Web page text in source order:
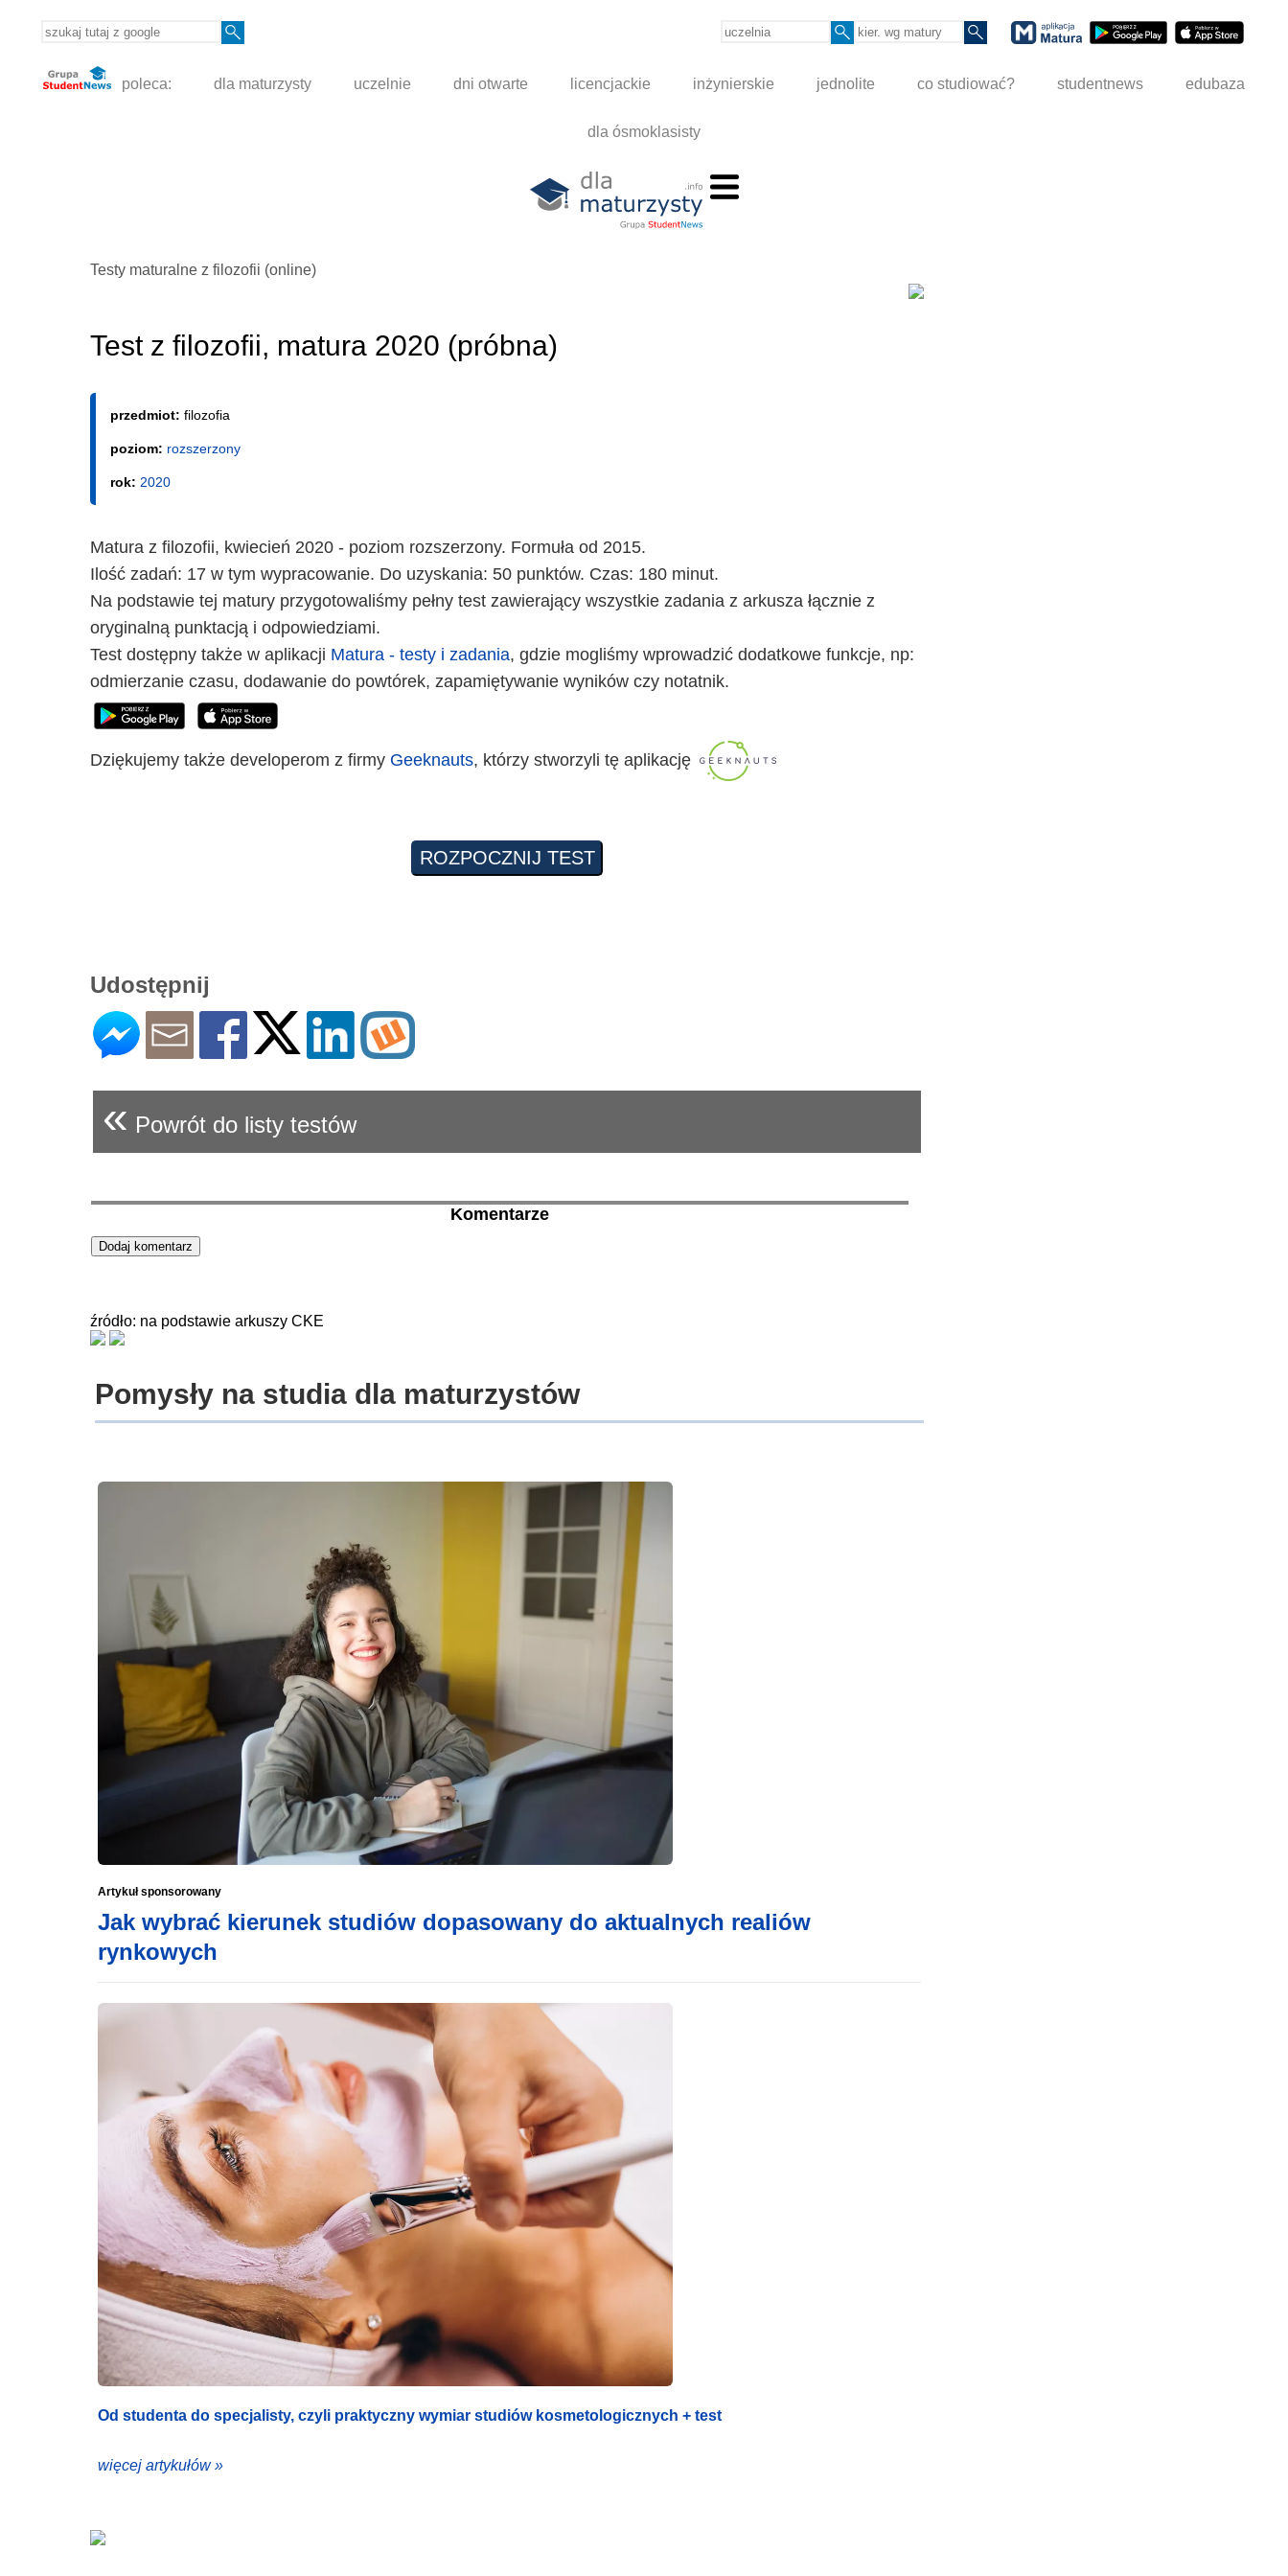
poleca: dla maturzysty uczelnie dni otwarte licencjackie inżynierskie jednolite co studiować? studentnews edubaza
dla ósmoklasisty
Testy maturalne z filozofii (online)
Test z filozofii, matura 2020 (próbna)
przedmiot: filozofia
poziom: rozszerzony
rok: 2020
Matura z filozofii, kwiecień 2020 - poziom rozszerzony. Formuła od 2015.
Ilość zadań: 17 w tym wypracowanie. Do uzyskania: 50 punktów. Czas: 180 minut.
Na podstawie tej matury przygotowaliśmy pełny test zawierający wszystkie zadania z arkusza łącznie z
oryginalną punktacją i odpowiedziami.
Test dostępny także w aplikacji Matura - testy i zadania, gdzie mogliśmy wprowadzić dodatkowe funkcje, np:
odmierzanie czasu, dodawanie do powtórek, zapamiętywanie wyników czy notatnik.
Dziękujemy także developerom z firmy Geeknauts, którzy stworzyli tę aplikację
Udostępnij
« Powrót do listy testów
Komentarze
źródło: na podstawie arkuszy CKE
Pomysły na studia dla maturzystów
Artykuł sponsorowany
Jak wybrać kierunek studiów dopasowany do aktualnych realiów
rynkowych
Od studenta do specjalisty, czyli praktyczny wymiar studiów kosmetologicznych + test
więcej artykułów »